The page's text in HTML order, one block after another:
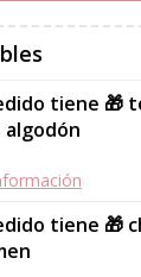
tiene 🎁
algodón
tiene 🎁